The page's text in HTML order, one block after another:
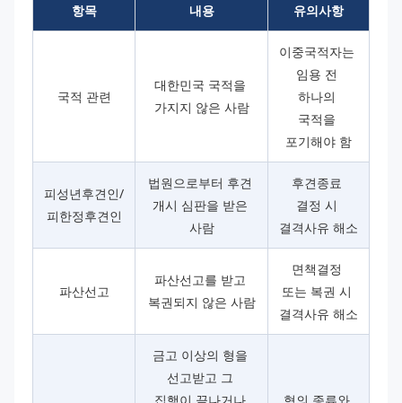
항목 내용 유의사항
국적 관련
대한민국 국적을
가지지 않은 사람
이중국적자는
임용 전
하나의
국적을
포기해야 함
피성년후견인/
피한정후견인
법원으로부터 후견
개시 심판을 받은
사람
후견종료
결정 시
결격사유 해소
파산선고
파산선고를 받고
복권되지 않은 사람
면책결정
또는 복권 시
결격사유 해소
금고 이상의 형을
선고받고 그